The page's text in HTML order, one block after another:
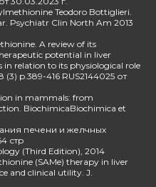
Teodoro Bottiglieri.
Psychiatr Clin North Am 2013
A review of its
potential in liver
in relation to its physiological role
(3) p.389-416 RUS2144025 от
in mammals: from
BiochimicaBiochimica et
печени и желчных
стр
(Third Edition), 2014
(SAMe) therapy in liver
and clinical utility. J.